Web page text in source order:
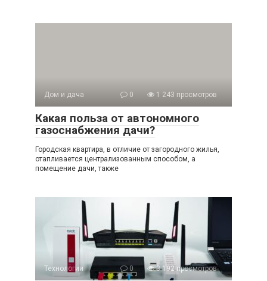
Дом и дача 0 1 243 просмотров
Какая польза от автономного
газоснабжения дачи?
Городская квартира, в отличие от загородного жилья,
отапливается централизованным способом, а
помещение дачи, также
Технологии 0 3 192 просмотров